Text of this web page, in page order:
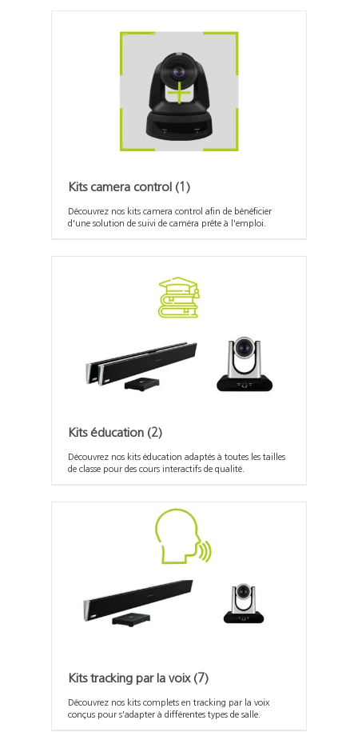
Kits camera control (1)
Découvrez nos kits camera control afin de bénéficier
d'une solution de suivi de caméra prête à l'emploi.
Kits éducation (2)
Découvrez nos kits éducation adaptés à toutes les tailles
de classe pour des cours interactifs de qualité.
Kits tracking par la voix (7)
Découvrez nos kits complets en tracking par la voix
conçus pour s'adapter à différentes types de salle.